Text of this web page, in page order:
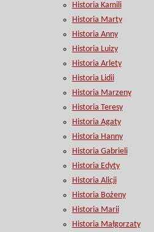
Historia Kamili
Historia Marty
Historia Anny
Historia Luizy
Historia Arlety
Historia Lidii
Historia Marzeny
Historia Teresy
Historia Agaty
Historia Hanny
Historia Gabrieli
Historia Edyty
Historia Alicji
Historia Bożeny
Historia Marii
Historia Małgorzaty